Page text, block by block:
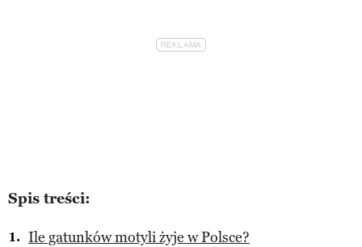
Spis treści:
Ile gatunków motyli żyje w Polsce?